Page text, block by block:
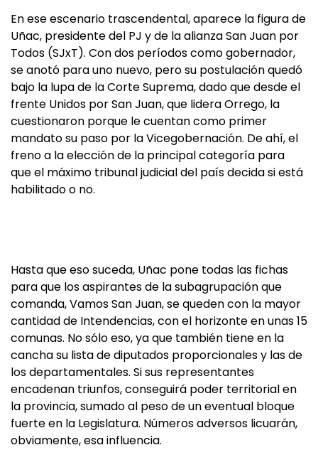
En ese escenario trascendental, aparece la figura de
Uñac, presidente del PJ y de la alianza San Juan por
Todos (SJxT). Con dos períodos como gobernador,
se anotó para uno nuevo, pero su postulación quedó
bajo la lupa de la Corte Suprema, dado que desde el
frente Unidos por San Juan, que lidera Orrego, la
cuestionaron porque le cuentan como primer
mandato su paso por la Vicegobernación. De ahí, el
freno a la elección de la principal categoría para
que el máximo tribunal judicial del país decida si está
habilitado o no.
Hasta que eso suceda, Uñac pone todas las fichas
para que los aspirantes de la subagrupación que
comanda, Vamos San Juan, se queden con la mayor
cantidad de Intendencias, con el horizonte en unas 15
comunas. No sólo eso, ya que también tiene en la
cancha su lista de diputados proporcionales y las de
los departamentales. Si sus representantes
encadenan triunfos, conseguirá poder territorial en
la provincia, sumado al peso de un eventual bloque
fuerte en la Legislatura. Números adversos licuarán,
obviamente, esa influencia.